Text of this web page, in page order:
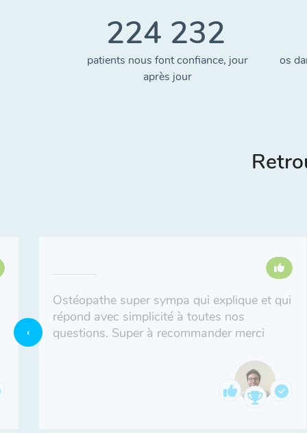
224 232
patients nous font confiance, jour
après jour
os
Ostéopathe super sympa qui explique et qui
répond avec simplicité à toutes nos
questions. Super à recommander merci